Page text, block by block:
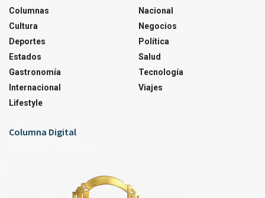
Columnas
Cultura
Deportes
Estados
Gastronomía
Internacional
Lifestyle
Nacional
Negocios
Política
Salud
Tecnología
Viajes
Columna Digital